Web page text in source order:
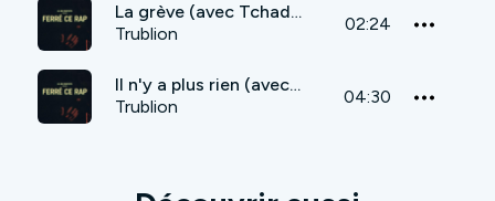
La grève (avec Tchad Unpoe)
Trublion
02:24
Il n'y a plus rien (avec une dizaine de MC)
Trublion
04:30